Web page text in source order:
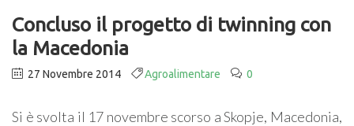
Concluso il progetto di twinning con
la Macedonia
27 Novembre 2014 Agroalimentare 0
Si è svolta il 17 novembre scorso a Skopje, Macedonia,